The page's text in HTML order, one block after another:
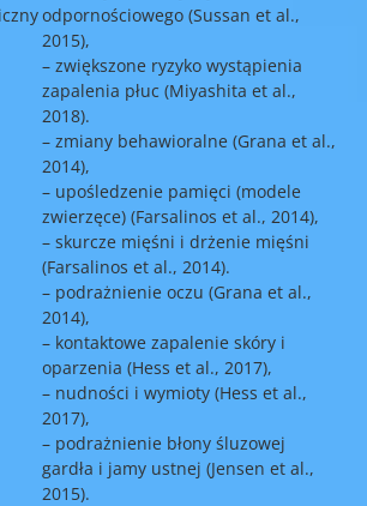
odpornościowego (Sussan et al.,
2015),
– zwiększone ryzyko wystąpienia
zapalenia płuc (Miyashita et al.,
2018).
– zmiany behawioralne (Grana et al.,
2014),
– upośledzenie pamięci (modele
zwierzęce) (Farsalinos et al., 2014),
– skurcze mięśni i drżenie mięśni
(Farsalinos et al., 2014).
– podrażnienie oczu (Grana et al.,
2014),
– kontaktowe zapalenie skóry i
oparzenia (Hess et al., 2017),
– nudności i wymioty (Hess et al.,
2017),
– podrażnienie błony śluzowej
gardła i jamy ustnej (Jensen et al.,
2015).